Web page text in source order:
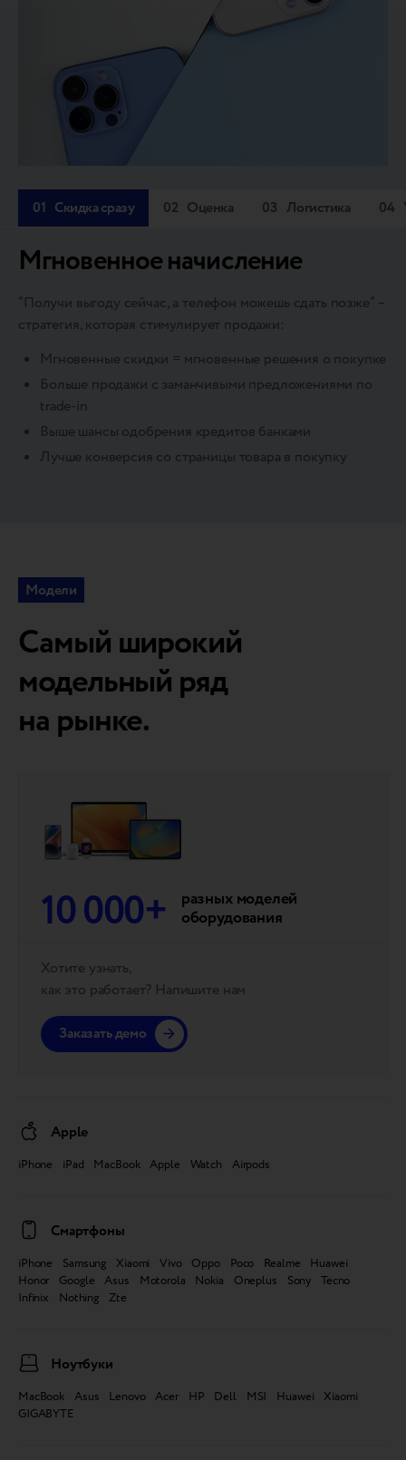
01 Скидка сразу 02 Оценка 03 Логистика 04
Мгновенное начисление
“Получи выгоду сейчас, а телефон можешь сдать позже” –
стратегия, которая стимулирует продажи:
Мгновенные скидки = мгновенные решения о покупке
Больше продажи с заманчивыми предложениями по
trade-in
Выше шансы одобрения кредитов банками
Лучше конверсия со страницы товара в покупку
Модели
Самый широкий
модельный ряд
на рынке.
10 000+
разных моделей
оборудования
Хотите узнать,
как это работает? Напишите нам
Заказать демо
Apple
iPhone iPad MacBook Apple Watch Airpods
Смартфоны
iPhone Samsung Xiaomi Vivo Oppo Poco Realme Huawei
Honor Google Asus Motorola Nokia Oneplus Sony Tecno
Infinix Nothing Zte
Ноутбуки
MacBook Asus Lenovo Acer HP Dell MSI Huawei Xiaomi
GIGABYTE